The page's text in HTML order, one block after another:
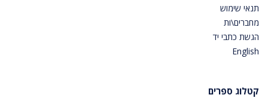
תנאי שימוש
מחברים\ות
הגשת כתבי יד
English
קטלוג ספרים